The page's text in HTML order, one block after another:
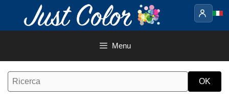
contenuto
Menu